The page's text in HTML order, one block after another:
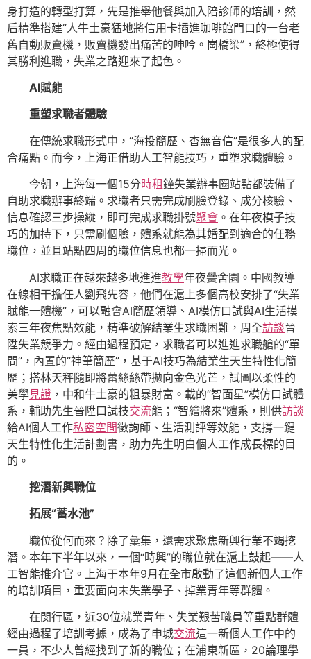
身打造的轉型打算，先是推舉他餐與加入陪診師的培訓，然
后精準搭建“人牛土豪猛地將信用卡插進咖啡館門口的一台老
舊自動販賣機，販賣機發出痛苦的呻吟。崗橋梁”，終極使得
其勝利進職，失業之路迎來了起色。
AI賦能
重塑求職者體驗
在傳統求職形式中，“海投簡歷、杳無音信”是很多人的配
合痛點。而今，上海正借助人工智能技巧，重塑求職體驗。
今朝，上海每一個15分時租鐘失業辦事圈站點都裝備了
自助求職辦事終端。求職者只需完成刷臉登錄、成分核驗、
信息確認三步操縱，即可完成求職掛號聚會 。在年夜模子技
巧的加持下，只需刷個臉，體系就能為其婚配到適合的任務
職位，並且站點四周的職位信息也都一掃而光。
AI求職正在越來越多地進進教學年夜黌舍園。中國教導
在線相干擔任人劉飛先容，他們在滬上多個高校安排了“失業
賦能一體機”，可以融會AI簡歷領導、AI模仿口試與AI生活摸
索三年夜焦點效能，精準破解結業生求職困難，周全訪談晉
陞失業競爭力。經由過程預定，求職者可以進進求職艙的“單
間”，內置的“神筆簡歷”，基于AI技巧為結業生天生特性化簡
歷；搭林天秤隨即將蕾絲絲帶拋向金色光芒，試圖以柔性的
美學見證 ，中和牛土豪的粗暴財富。載的“智面星”模仿口試體
系，輔助先生晉陞口試技交流能；“智繪將來”體系，則供訪談
給AI個人工作私密空間徵詢師、生活測評等效能，支撐一鍵
天生特性化生活計劃書，助力先生明白個人工作成長標的目
的。
挖潛新興職位
拓展“蓄水池”
職位從何而來？除了彙集，還需求聚焦新興行業不竭挖
潛。本年下半年以來，一個“時興”的職位就在滬上鼓起——人
工智能推介官。上海于本年9月在全市啟動了這個新個人工作
的培訓項目，重要面向未失業學子、掉業青年等群體。
在閔行區，近30位就業青年、失業艱苦職員等重點群體
經由過程了培訓考據，成為了申城交流這一新個人工作中的
一員，不少人曾經找到了新的職位；在浦東新區，20論理學